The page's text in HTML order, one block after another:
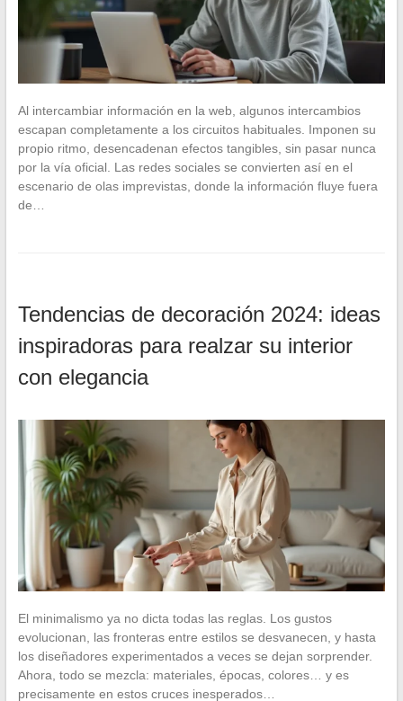
Al intercambiar información en la web, algunos intercambios
escapan completamente a los circuitos habituales. Imponen su
propio ritmo, desencadenan efectos tangibles, sin pasar nunca
por la vía oficial. Las redes sociales se convierten así en el
escenario de olas imprevistas, donde la información fluye fuera
de…
Tendencias de decoración 2024: ideas
inspiradoras para realzar su interior
con elegancia
El minimalismo ya no dicta todas las reglas. Los gustos
evolucionan, las fronteras entre estilos se desvanecen, y hasta
los diseñadores experimentados a veces se dejan sorprender.
Ahora, todo se mezcla: materiales, épocas, colores… y es
precisamente en estos cruces inesperados…